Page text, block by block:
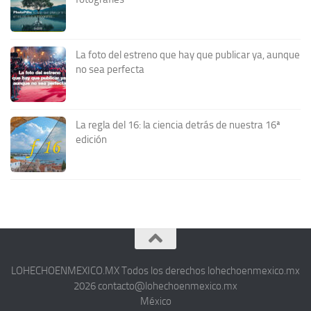
La foto del estreno que hay que publicar ya, aunque
no sea perfecta
La regla del 16: la ciencia detrás de nuestra 16ª
edición
LOHECHOENMEXICO.MX Todos los derechos lohechoenmexico.mx
2026 contacto@lohechoenmexico.mx
México